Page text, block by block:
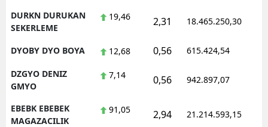
DURKN DURUKAN
SEKERLEME
19,46 2,31 18.465.250,30
DYOBY DYO BOYA 12,68 0,56 615.424,54
DZGYO DENIZ
GMYO
7,14 0,56 942.897,07
EBEBK EBEBEK
MAGAZACILIK
91,05 2,94 21.214.593,15